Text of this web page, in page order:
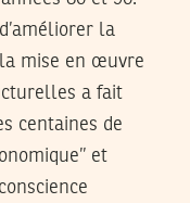
la
mise en œuvre
a fait
centaines de
et